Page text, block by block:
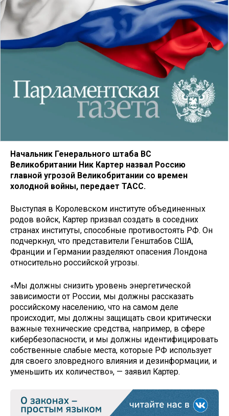
Начальник Генерального штаба ВС
Великобритании Ник Картер назвал Россию
главной угрозой Великобритании со времен
холодной войны, передает ТАСС.
Выступая в Королевском институте объединенных
родов войск, Картер призвал создать в соседних
странах институты, способные противостоять РФ. Он
подчеркнул, что представители Генштабов США,
Франции и Германии разделяют опасения Лондона
относительно российской угрозы.
«Мы должны снизить уровень энергетической
зависимости от России, мы должны рассказать
российскому населению, что на самом деле
происходит, мы должны защищать свои критически
важные технические средства, например, в сфере
кибербезопасности, и мы должны идентифицировать
собственные слабые места, которые РФ использует
для своего зловредного влияния и дезинформации, и
уменьшить их количество», — заявил Картер.